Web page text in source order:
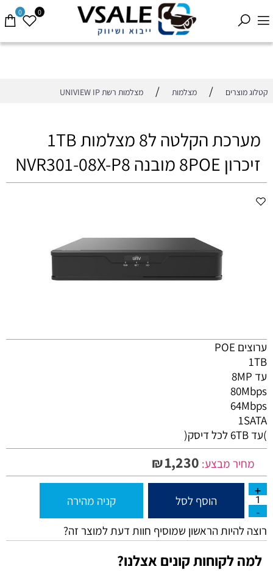
0 0
קטלוג מוצרים / מצלמות / מצלמות רשת UNIVIEW IP
מערכת הקלטה ל8 מצלמות 1TB
זיכרון 8POE מובנה NVR301-08X-P8
ערוצים POE
1TB
עד 8MP
80Mbps
64Mbps
1SATA
)עד 6TB לכל דיסק(
מחיר מבצע:
₪1,230
הוסף לסל קניה מהירה
רוצה להיות הראשון שמוסיף חוות דעת למוצר זה?
למה לקוחות קונים אצלנו?